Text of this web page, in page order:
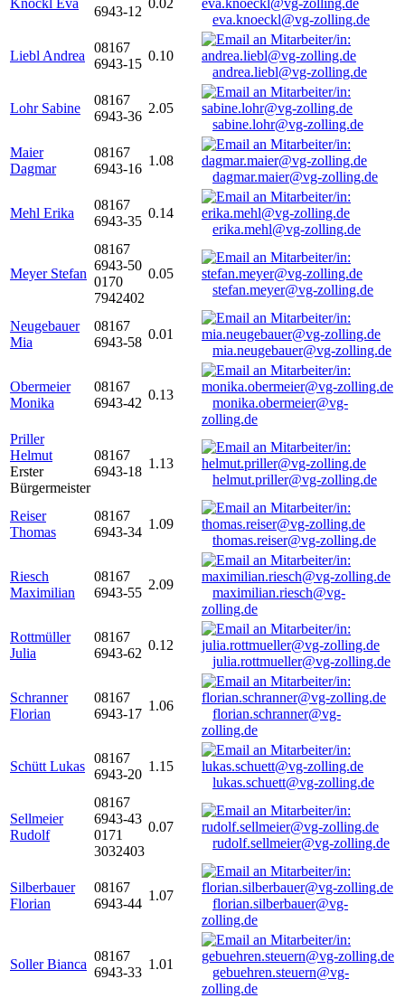
Knöckl Eva
6943-12
0.02
eva.knoeckl@vg-zolling.de
Liebl Andrea
08167
6943-15
0.10
andrea.liebl@vg-zolling.de
Lohr Sabine
08167
6943-36
2.05
sabine.lohr@vg-zolling.de
Maier
Dagmar
08167
6943-16
1.08
dagmar.maier@vg-zolling.de
Mehl Erika
08167
6943-35
0.14
erika.mehl@vg-zolling.de
Meyer Stefan
08167
6943-50
0170
7942402
0.05
stefan.meyer@vg-zolling.de
Neugebauer
Mia
08167
6943-58
0.01
mia.neugebauer@vg-zolling.de
Obermeier
Monika
08167
6943-42
0.13
monika.obermeier@vg-
zolling.de
Priller
Helmut
Erster
Bürgermeister
08167
6943-18
1.13
helmut.priller@vg-zolling.de
Reiser
Thomas
08167
6943-34
1.09
thomas.reiser@vg-zolling.de
Riesch
Maximilian
08167
6943-55
2.09
maximilian.riesch@vg-
zolling.de
Rottmüller
Julia
08167
6943-62
0.12
julia.rottmueller@vg-zolling.de
Schranner
Florian
08167
6943-17
1.06
florian.schranner@vg-
zolling.de
Schütt Lukas
08167
6943-20
1.15
lukas.schuett@vg-zolling.de
Sellmeier
Rudolf
08167
6943-43
0171
3032403
0.07
rudolf.sellmeier@vg-zolling.de
Silberbauer
Florian
08167
6943-44
1.07
florian.silberbauer@vg-
zolling.de
Soller Bianca
08167
6943-33
1.01
gebuehren.steuern@vg-
zolling.de